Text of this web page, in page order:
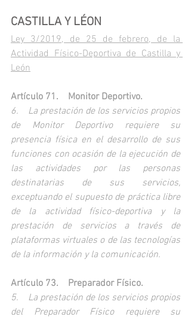
CASTILLA Y LÉON
Ley 3/2019, de 25 de febrero, de la
Actividad Físico-Deportiva de Castilla y
León
Artículo 71. Monitor Deportivo.
6. La prestación de los servicios propios
de Monitor Deportivo requiere su
presencia física en el desarrollo de sus
funciones con ocasión de la ejecución de
las actividades por las personas
destinatarias de sus servicios,
exceptuando el supuesto de práctica libre
de la actividad físico-deportiva y la
prestación de servicios a través de
plataformas virtuales o de las tecnologías
de la información y la comunicación.
Artículo 73. Preparador Físico.
5. La prestación de los servicios propios
del Preparador Físico requiere su